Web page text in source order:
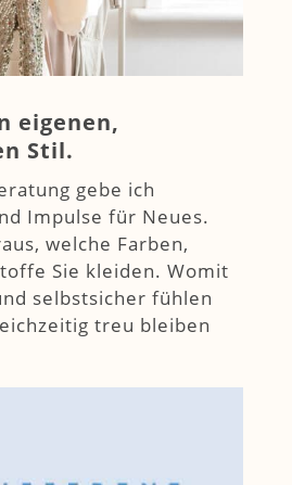
eigenen,
Stil.
gebe ich
Impulse für Neues.
welche Farben,
Sie kleiden. Womit
selbstsicher fühlen
treu bleiben